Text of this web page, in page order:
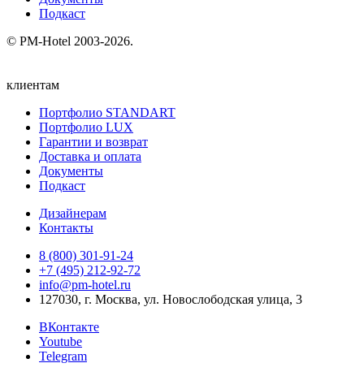
Подкаст
© PM-Hotel 2003-2026.
клиентам
Портфолио STANDART
Портфолио LUX
Гарантии и возврат
Доставка и оплата
Документы
Подкаст
Дизайнерам
Контакты
8 (800) 301‑91‑24
+7 (495) 212‑92‑72
info@pm-hotel.ru
127030, г. Москва, ул. Новослободская улица, 3
ВКонтакте
Youtube
Telegram